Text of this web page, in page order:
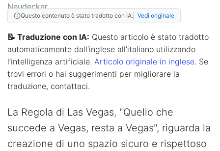
Questo contenuto è stato tradotto con IA. Vedi originale
📝 Traduzione con IA: Questo articolo è stato tradotto
automaticamente dall’inglese all’italiano utilizzando
l’intelligenza artificiale. Articolo originale in inglese. Se
trovi errori o hai suggerimenti per migliorare la
traduzione, contattaci.
La Regola di Las Vegas, "Quello che
succede a Vegas, resta a Vegas", riguarda la
creazione di uno spazio sicuro e rispettoso